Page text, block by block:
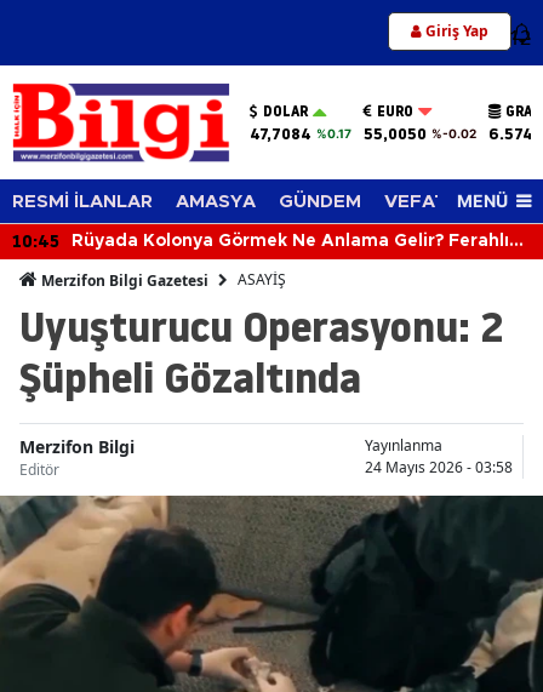
Giriş Yap 12
DOLAR
47,7084 %0.17
EURO
55,0050 %-0.02
RESMİ İLANLAR AMASYA GÜNDEM VEFAT EDENLER
MENÜ
10:45
Rüyada Kolonya Görmek Ne Anlama Gelir? Ferahlık
Merzifon Bilgi Gazetesi ASAYİŞ
Uyuşturucu Operasyonu: 2
Şüpheli Gözaltında
Merzifon Bilgi
Editör
Yayınlanma
24 Mayıs 2026 - 03:58